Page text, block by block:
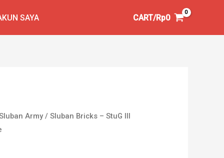
SAYA CART/Rp0
Army/ Sluban Bricks – StuG III